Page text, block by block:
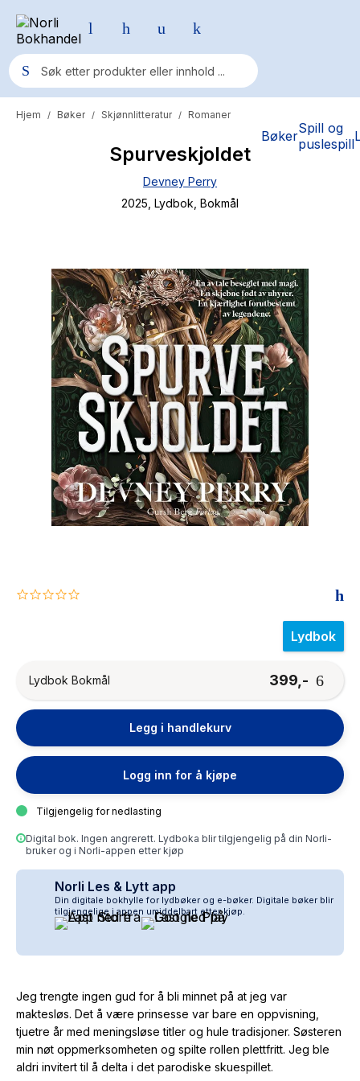
BøkerSpill og
puslespill
Populære søk
Fury Bound - Sable Sorensen
Elizabeth Strout
Hitster
Hypopressiv trening
The Housemaid
Hjem / Bøker / Skjønnlitteratur / Romaner
Spurveskjoldet
Devney Perry
2025 , Lydbok , Bokmål
0.0
Lydbok
Lydbok Bokmål 399,-
Legg i handlekurv
Logg inn for å kjøpe
Tilgjengelig for nedlasting
Digital bok. Ingen angrerett. Lydboka blir tilgjengelig på din Norli-
bruker og i Norli-appen etter kjøp
Norli Les & Lytt app
Din digitale bokhylle for lydbøker og e-bøker. Digitale bøker blir
tilgjengelige i appen umiddelbart etter kjøp.
Jeg trengte ingen gud for å bli minnet på at jeg var
maktesløs. Det å være prinsesse var bare en oppvisning,
tjuetre år med meningsløse titler og hule tradisjoner. Søsteren
min nøt oppmerksomheten og spilte rollen plettfritt. Jeg ble
aldri invitert til å delta i det parodiske skuespillet.